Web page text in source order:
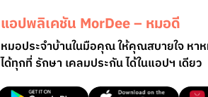
แอปพลิเคชัน MorDee – หมอดี
หมอประจำบ้านในมือคุณ ให้คุณสบายใจ หา
ได้ทุกที่ รักษา เคลมประกัน ได้ในแอปฯ เดียว